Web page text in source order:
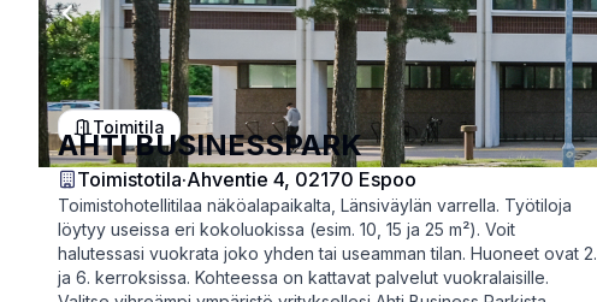
Previous slide
Toimitila
AHTI BUSINESSPARK
Toimistotila·Ahventie 4, 02170 Espoo
Toimistohotellitilaa näköalapaikalta, Länsiväylän varrella. Työtiloja
löytyy useissa eri kokoluokissa (esim. 10, 15 ja 25 m²). Voit
halutessasi vuokrata joko yhden tai useamman tilan. Huoneet ovat 2.
ja 6. kerroksissa. Kohteessa on kattavat palvelut vuokralaisille.